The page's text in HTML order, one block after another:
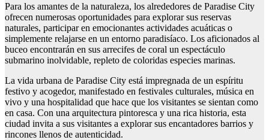
Para los amantes de la naturaleza, los alrededores de Paradise City
ofrecen numerosas oportunidades para explorar sus reservas
naturales, participar en emocionantes actividades acuáticas o
simplemente relajarse en un entorno paradisíaco. Los aficionados al
buceo encontrarán en sus arrecifes de coral un espectáculo
submarino inolvidable, repleto de coloridas especies marinas.
La vida urbana de Paradise City está impregnada de un espíritu
festivo y acogedor, manifestado en festivales culturales, música en
vivo y una hospitalidad que hace que los visitantes se sientan como
en casa. Con una arquitectura pintoresca y una rica historia, esta
ciudad invita a sus visitantes a explorar sus encantadores barrios y
rincones llenos de autenticidad.